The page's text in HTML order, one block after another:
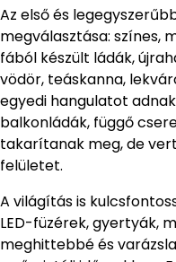
Az első és
megválasztása: színes,
fából készült ládák,
vödör, teáskanna,
egyedi hangulatot
balkonládák, függő
takarítanak meg, de
felületet.
A világítás is
LED-füzérek, gyertyák,
meghittebbé és